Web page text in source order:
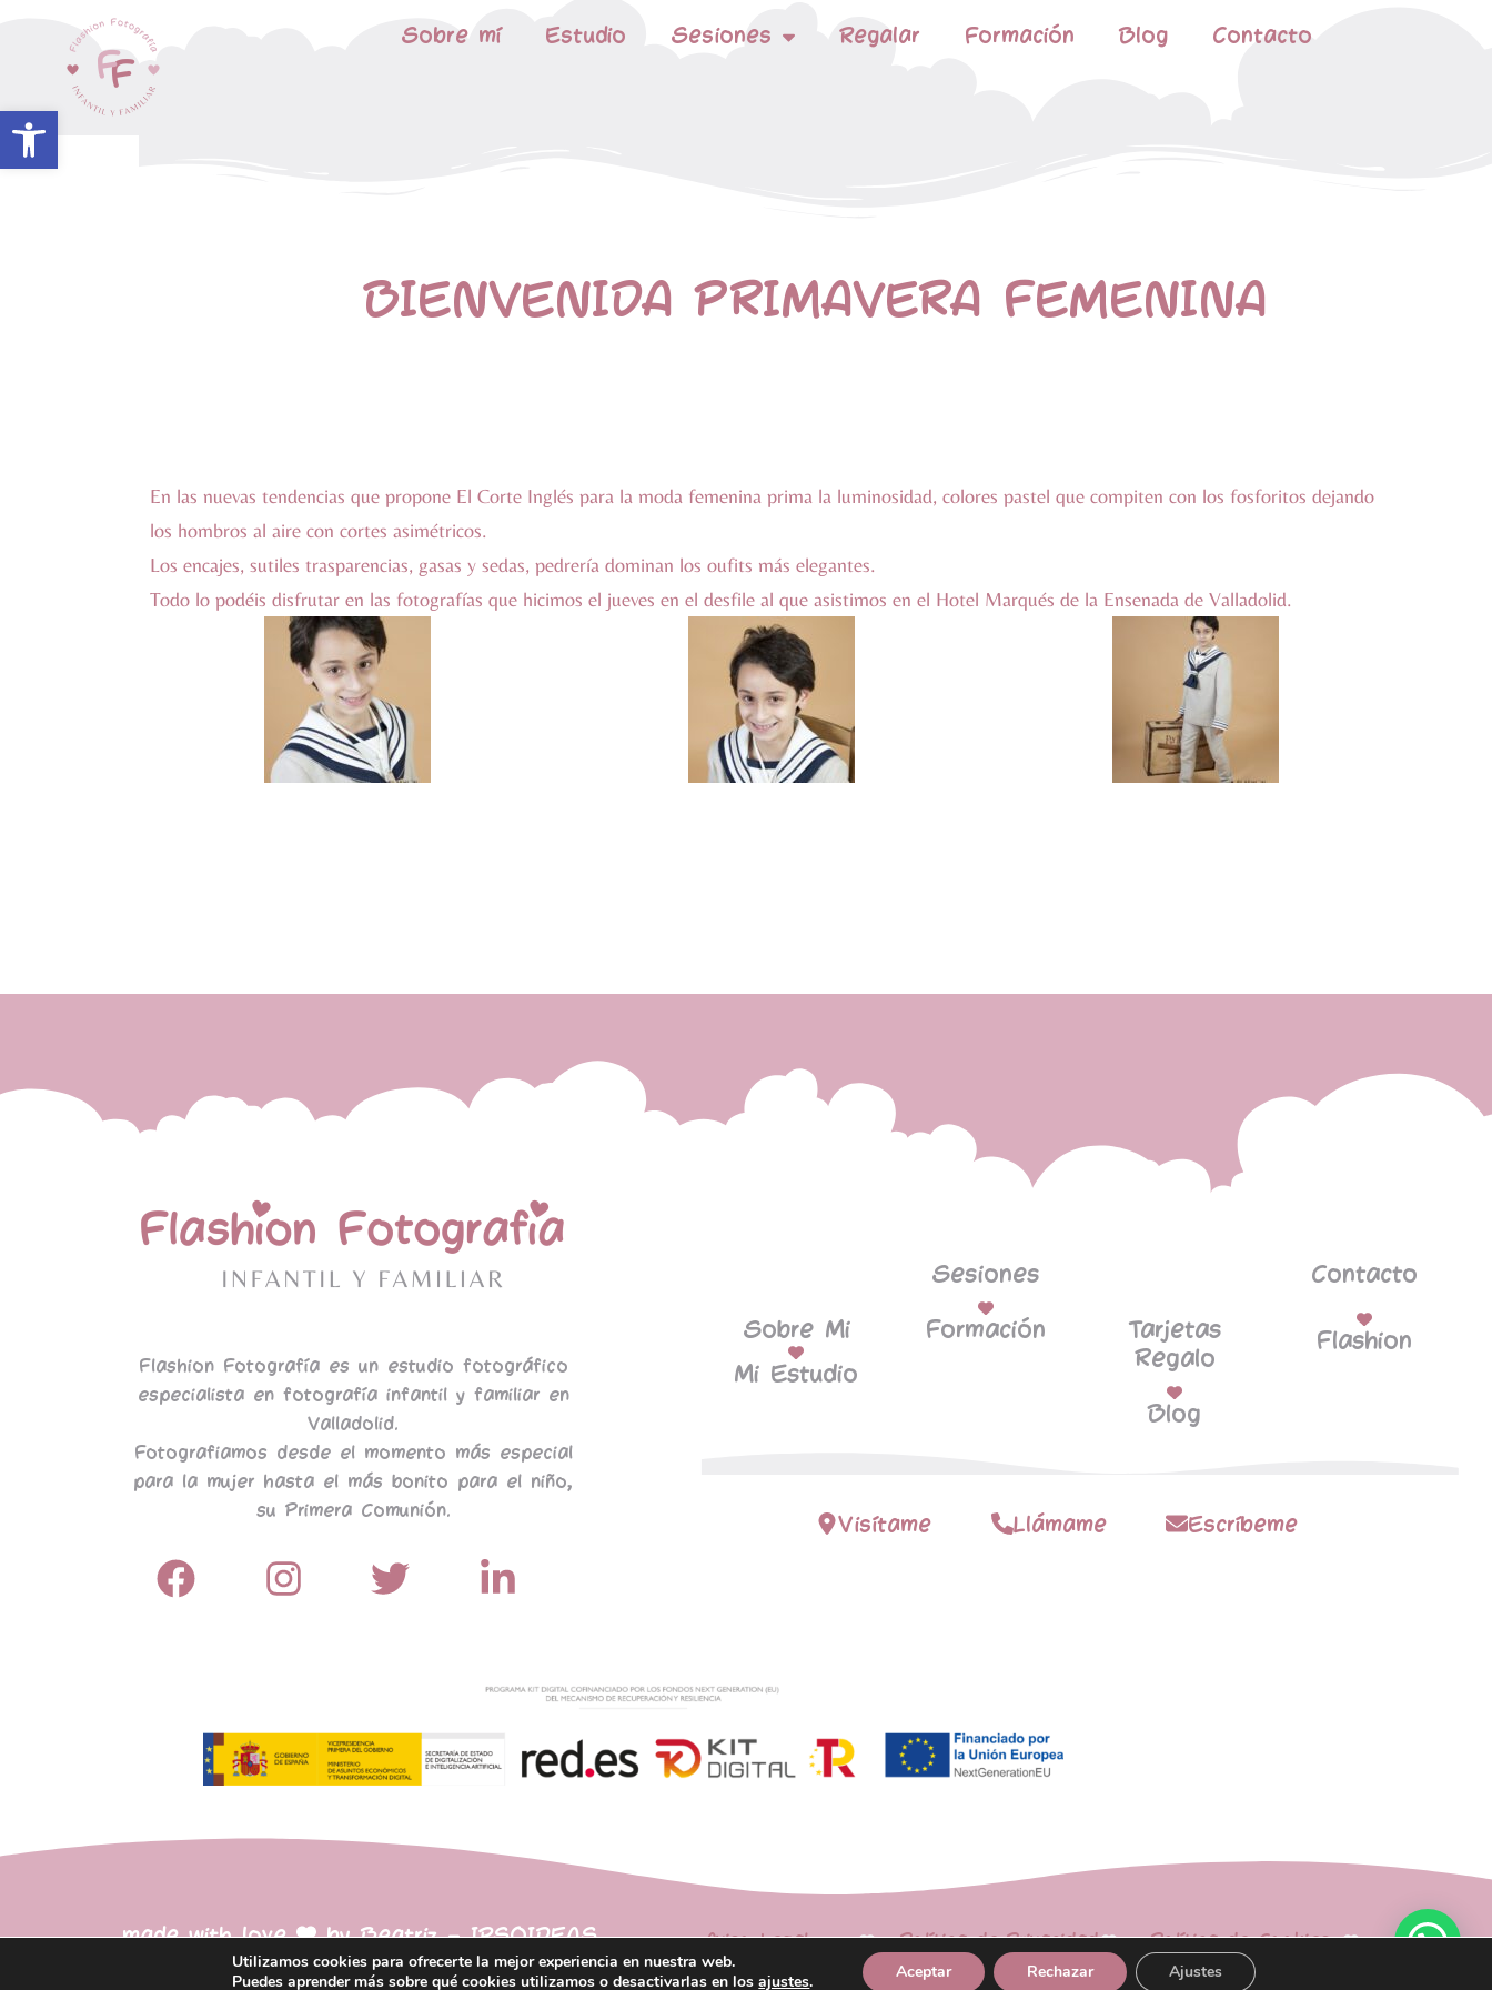
Abrir barra de herramientas
Sobre mí Estudio Sesiones Regalar Formación Blog Contacto
BIENVENIDA PRIMAVERA FEMENINA
En las nuevas tendencias que propone El Corte Inglés para la moda femenina prima la luminosidad, colores pastel que compiten con los fosforitos dejando
los hombros al aire con cortes asimétricos.
Los encajes, sutiles trasparencias, gasas y sedas, pedrería dominan los oufits más elegantes.
Todo lo podéis disfrutar en las fotografías que hicimos el jueves en el desfile al que asistimos en el Hotel Marqués de la Ensenada de Valladolid.
Flashion Fotografía es un estudio fotográfico
especialista en fotografía infantil y familiar en
Valladolid.
Fotografiamos desde el momento más especial
para la mujer hasta el más bonito para el niño,
su Primera Comunión.
Sobre Mi
Mi Estudio
Sesiones
Formación
Tarjetas
Regalo
Blog
Contacto
Flashion
Visítame Llámame Escríbeme
made with love by Beatriz – IPSOIDEAS Aviso Legal Política de Privacidad Política de Cookies
Utilizamos cookies para ofrecerte la mejor experiencia en nuestra web.
Puedes aprender más sobre qué cookies utilizamos o desactivarlas en losajustes. Aceptar Rechazar Ajustes